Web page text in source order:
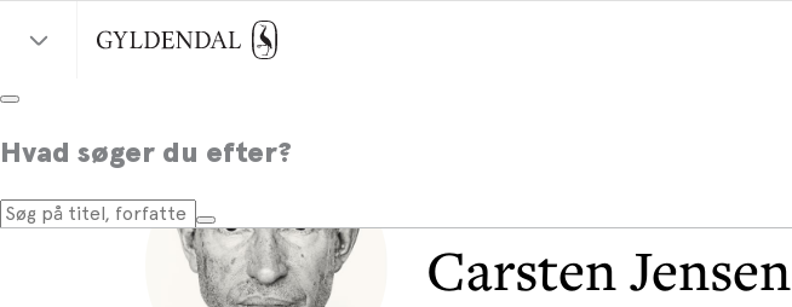
Hvad søger du efter?
Carsten Jensen